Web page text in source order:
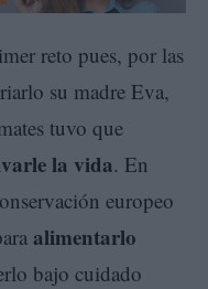
reto pues, por las
su madre Eva,
tuvo que
la vida. En
europeo
alimentarlo
bajo cuidado